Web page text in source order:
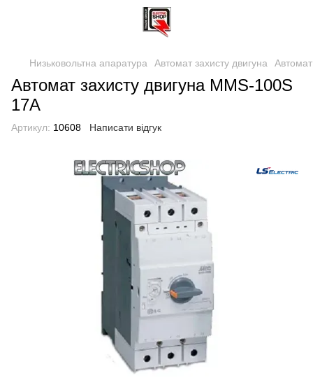
Низьковольтна апаратура Автомат захисту двигуна
Автомат захисту двигуна MMS-100S
17A
Артикул: 10608 Написати відгук